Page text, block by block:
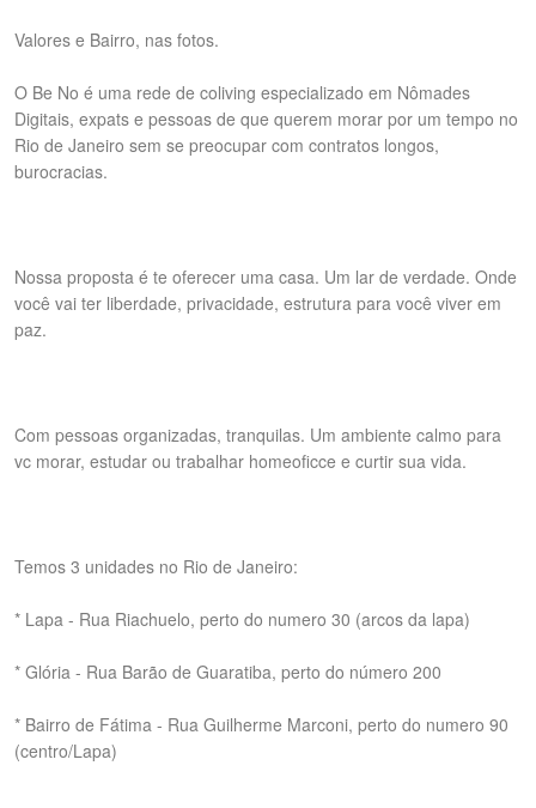
Valores e Bairro, nas fotos.
O Be No é uma rede de coliving especializado em Nômades
Digitais, expats e pessoas de que querem morar por um tempo no
Rio de Janeiro sem se preocupar com contratos longos,
burocracias.
Nossa proposta é te oferecer uma casa. Um lar de verdade. Onde
você vai ter liberdade, privacidade, estrutura para você viver em
paz.
Com pessoas organizadas, tranquilas. Um ambiente calmo para
vc morar, estudar ou trabalhar homeoficce e curtir sua vida.
Temos 3 unidades no Rio de Janeiro:
* Lapa - Rua Riachuelo, perto do numero 30 (arcos da lapa)
* Glória - Rua Barão de Guaratiba, perto do número 200
* Bairro de Fátima - Rua Guilherme Marconi, perto do numero 90
(centro/Lapa)